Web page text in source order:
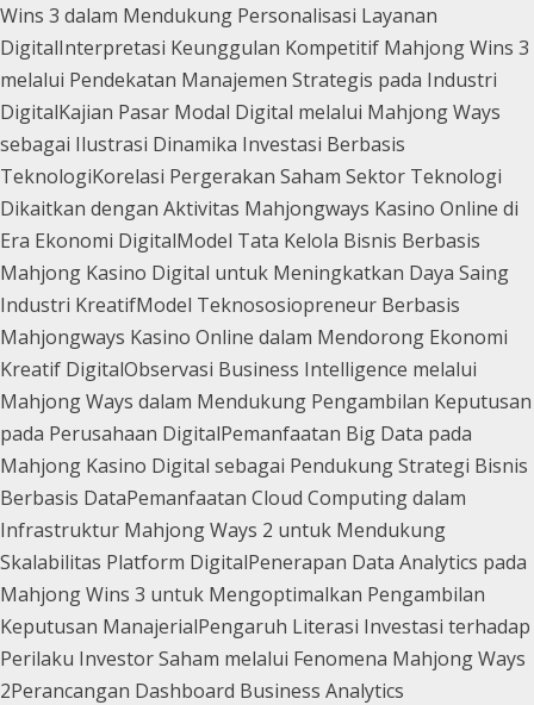
Wins 3 dalam Mendukung Personalisasi Layanan
DigitalInterpretasi Keunggulan Kompetitif Mahjong Wins 3
melalui Pendekatan Manajemen Strategis pada Industri
DigitalKajian Pasar Modal Digital melalui Mahjong Ways
sebagai Ilustrasi Dinamika Investasi Berbasis
TeknologiKorelasi Pergerakan Saham Sektor Teknologi
Dikaitkan dengan Aktivitas Mahjongways Kasino Online di
Era Ekonomi DigitalModel Tata Kelola Bisnis Berbasis
Mahjong Kasino Digital untuk Meningkatkan Daya Saing
Industri KreatifModel Teknososiopreneur Berbasis
Mahjongways Kasino Online dalam Mendorong Ekonomi
Kreatif DigitalObservasi Business Intelligence melalui
Mahjong Ways dalam Mendukung Pengambilan Keputusan
pada Perusahaan DigitalPemanfaatan Big Data pada
Mahjong Kasino Digital sebagai Pendukung Strategi Bisnis
Berbasis DataPemanfaatan Cloud Computing dalam
Infrastruktur Mahjong Ways 2 untuk Mendukung
Skalabilitas Platform DigitalPenerapan Data Analytics pada
Mahjong Wins 3 untuk Mengoptimalkan Pengambilan
Keputusan ManajerialPengaruh Literasi Investasi terhadap
Perilaku Investor Saham melalui Fenomena Mahjong Ways
2Perancangan Dashboard Business Analytics